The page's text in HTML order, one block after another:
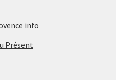
info
Présent